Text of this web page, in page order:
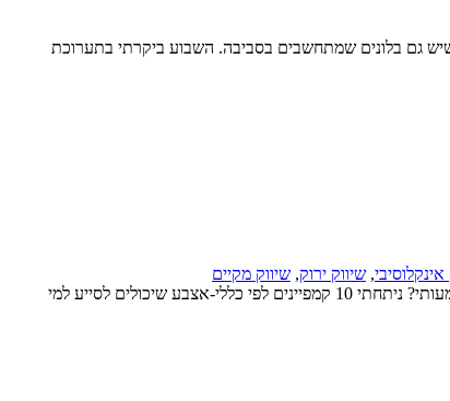
גם בלונים שמתחשבים בסביבה. השבוע ביקרתי בתערוכת
אינקלוסיבי, שיווק ירוק, שיווק מקיים
גם השנה, פסטיבל הקריאייטיב בקאן סיפק מהלכים מעוררי השראה, שקשורים ליצירת אימפקט חברתי. אבל האם האימפקט של המהלכים האלה באמת משמעותי? ניתחתי 10 קמפיינים לפי כללי-אצבע שיכולים לסייע למי